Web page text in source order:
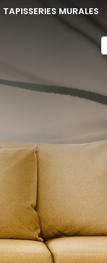
TAPISSERIES MURALES